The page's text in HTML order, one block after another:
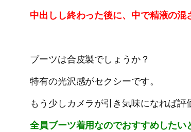
中出しし終わった後に、中で精液の混
ブーツは合皮製でしょうか？
特有の光沢感がセクシーです。
もう少しカメラが引き気味になれば評
全員ブーツ着用なのでおすすめしたい